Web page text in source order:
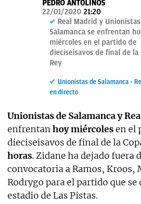
PEDRO ANTOLINOS
22/01/2020 21:20
Real Madrid y
Salamanca se enfrentan
miércoles en el partido de
dieciseisavos de final de la
Rey
Unionistas de Salamanca -
en directo
Unionistas de Salamanca y
enfrentanhoy miércolesen el
dieciseisavos de final de la
horas. Zidane ha dejado fuera
convocatoria a Ramos, Kroos,
Rodrygo para el partido que
estadio de Las Pistas.